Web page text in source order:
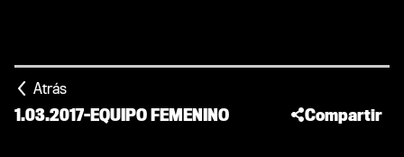
Atrás
1.03.2017-EQUIPO FEMENINO Compartir